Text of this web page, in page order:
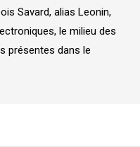
Savard, alias Leonin,
le milieu des
présentes dans le